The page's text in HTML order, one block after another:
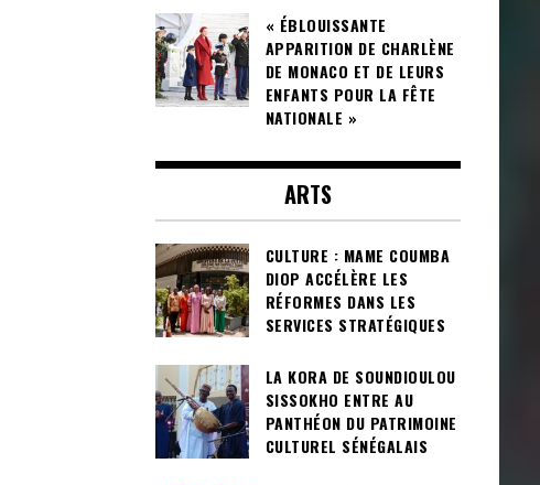
« ÉBLOUISSANTE
APPARITION DE CHARLÈNE
DE MONACO ET DE LEURS
ENFANTS POUR LA FÊTE
NATIONALE »
ARTS
CULTURE : MAME COUMBA
DIOP ACCÉLÈRE LES
RÉFORMES DANS LES
SERVICES STRATÉGIQUES
LA KORA DE SOUNDIOULOU
SISSOKHO ENTRE AU
PANTHÉON DU PATRIMOINE
CULTUREL SÉNÉGALAIS